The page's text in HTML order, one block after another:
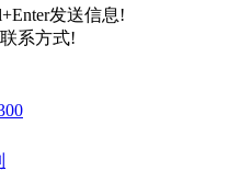
发送信息!
系方式!